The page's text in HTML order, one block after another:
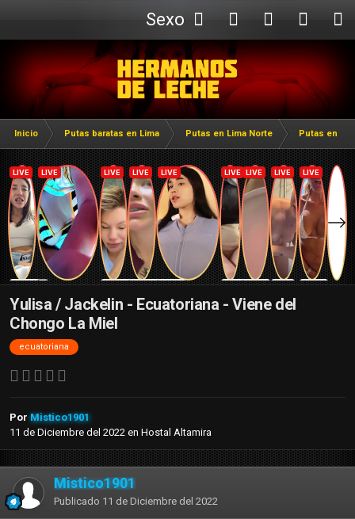
Sexo
Webcam
Inicio Putas baratas en Lima Putas en Lima Norte Putas en
Yulisa / Jackelin - Ecuatoriana - Viene del
Chongo La Miel
ecuatoriana
Por Mistico1901
11 de Diciembre del 2022 en Hostal Altamira
Mistico1901
Publicado 11 de Diciembre del 2022